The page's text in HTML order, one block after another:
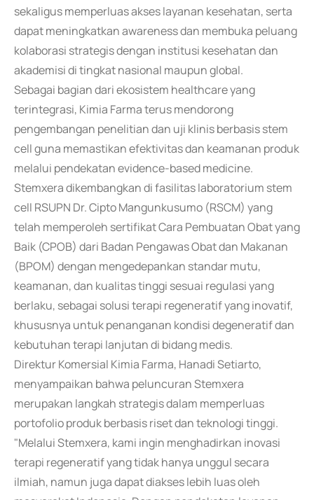
sekaligus memperluas akses layanan kesehatan, serta
dapat meningkatkan awareness dan membuka peluang
kolaborasi strategis dengan institusi kesehatan dan
akademisi di tingkat nasional maupun global.
Sebagai bagian dari ekosistem healthcare yang
terintegrasi, Kimia Farma terus mendorong
pengembangan penelitian dan uji klinis berbasis stem
cell guna memastikan efektivitas dan keamanan produk
melalui pendekatan evidence-based medicine.
Stemxera dikembangkan di fasilitas laboratorium stem
cell RSUPN Dr. Cipto Mangunkusumo (RSCM) yang
telah memperoleh sertifikat Cara Pembuatan Obat yang
Baik (CPOB) dari Badan Pengawas Obat dan Makanan
(BPOM) dengan mengedepankan standar mutu,
keamanan, dan kualitas tinggi sesuai regulasi yang
berlaku, sebagai solusi terapi regeneratif yang inovatif,
khususnya untuk penanganan kondisi degeneratif dan
kebutuhan terapi lanjutan di bidang medis.
Direktur Komersial Kimia Farma, Hanadi Setiarto,
menyampaikan bahwa peluncuran Stemxera
merupakan langkah strategis dalam memperluas
portofolio produk berbasis riset dan teknologi tinggi.
"Melalui Stemxera, kami ingin menghadirkan inovasi
terapi regeneratif yang tidak hanya unggul secara
ilmiah, namun juga dapat diakses lebih luas oleh